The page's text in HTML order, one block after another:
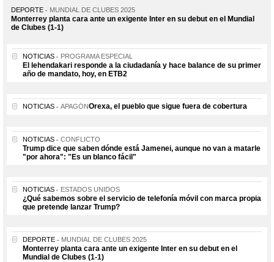
DEPORTE MUNDIAL DE CLUBES 2025
Monterrey planta cara ante un exigente Inter en su debut en el Mundial
de Clubes (1-1)
NOTICIAS PROGRAMA ESPECIAL
El lehendakari responde a la ciudadanía y hace balance de su primer
año de mandato, hoy, en ETB2
NOTICIAS APAGÓNOrexa, el pueblo que sigue fuera de cobertura
NOTICIAS CONFLICTO
Trump dice que saben dónde está Jamenei, aunque no van a matarle
"por ahora": "Es un blanco fácil"
NOTICIAS ESTADOS UNIDOS
¿Qué sabemos sobre el servicio de telefonía móvil con marca propia
que pretende lanzar Trump?
DEPORTE MUNDIAL DE CLUBES 2025
Monterrey planta cara ante un exigente Inter en su debut en el
Mundial de Clubes (1-1)